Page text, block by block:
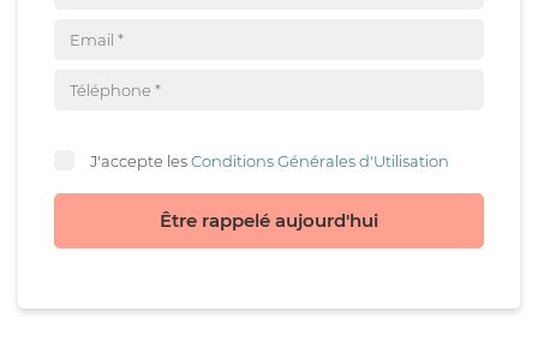
J'accepte lesConditions Générales d'Utilisation
Être rappelé aujourd'hui